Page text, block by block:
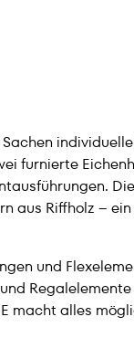
furnierte
aus Riffholz –
und
macht alles